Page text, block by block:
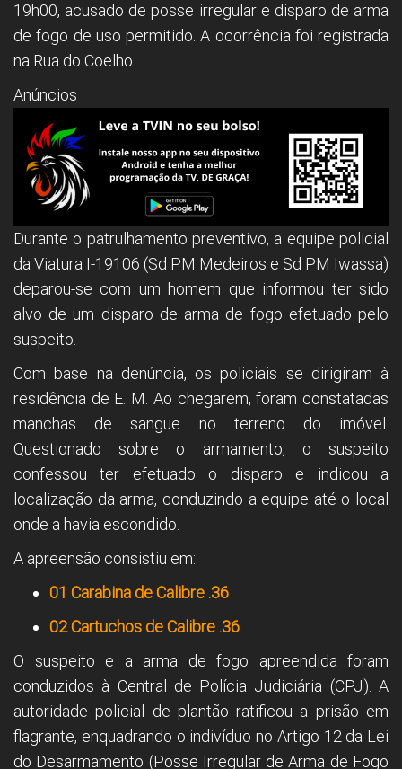
19h00, acusado de posse irregular e disparo de arma
de fogo de uso permitido. A ocorrência foi registrada
na Rua do Coelho.
Anúncios
Durante o patrulhamento preventivo, a equipe policial
da Viatura I-19106 (Sd PM Medeiros e Sd PM Iwassa)
deparou-se com um homem que informou ter sido
alvo de um disparo de arma de fogo efetuado pelo
suspeito.
Com base na denúncia, os policiais se dirigiram à
residência de E. M. Ao chegarem, foram constatadas
manchas de sangue no terreno do imóvel.
Questionado sobre o armamento, o suspeito
confessou ter efetuado o disparo e indicou a
localização da arma, conduzindo a equipe até o local
onde a havia escondido.
A apreensão consistiu em:
01 Carabina de Calibre .36
02 Cartuchos de Calibre .36
O suspeito e a arma de fogo apreendida foram
conduzidos à Central de Polícia Judiciária (CPJ). A
autoridade policial de plantão ratificou a prisão em
flagrante, enquadrando o indivíduo no Artigo 12 da Lei
do Desarmamento (Posse Irregular de Arma de Fogo